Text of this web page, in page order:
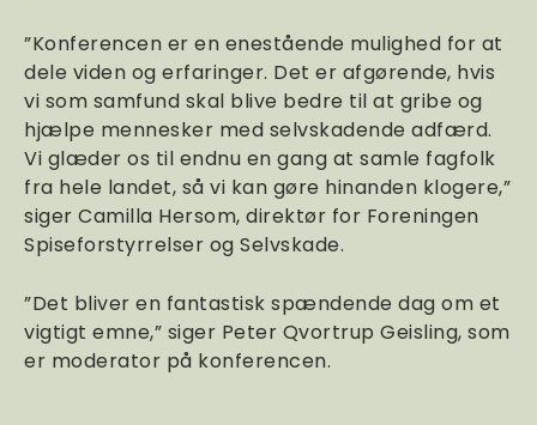
”Konferencen er en enestående mulighed for at
dele viden og erfaringer. Det er afgørende, hvis
vi som samfund skal blive bedre til at gribe og
hjælpe mennesker med selvskadende adfærd.
Vi glæder os til endnu en gang at samle fagfolk
fra hele landet, så vi kan gøre hinanden klogere,”
siger Camilla Hersom, direktør for Foreningen
Spiseforstyrrelser og Selvskade.
”Det bliver en fantastisk spændende dag om et
vigtigt emne,” siger Peter Qvortrup Geisling, som
er moderator på konferencen.